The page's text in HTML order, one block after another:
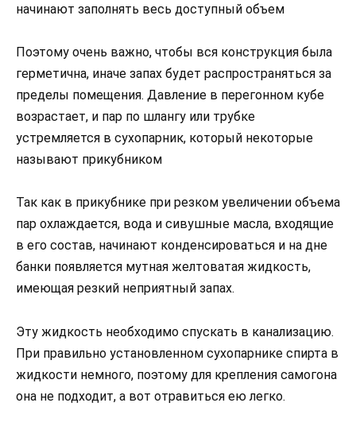
начинают заполнять весь доступный объем
Поэтому очень важно, чтобы вся конструкция была
герметична, иначе запах будет распространяться за
пределы помещения. Давление в перегонном кубе
возрастает, и пар по шлангу или трубке
устремляется в сухопарник, который некоторые
называют прикубником
Так как в прикубнике при резком увеличении объема
пар охлаждается, вода и сивушные масла, входящие
в его состав, начинают конденсироваться и на дне
банки появляется мутная желтоватая жидкость,
имеющая резкий неприятный запах.
Эту жидкость необходимо спускать в канализацию.
При правильно установленном сухопарнике спирта в
жидкости немного, поэтому для крепления самогона
она не подходит, а вот отравиться ею легко.